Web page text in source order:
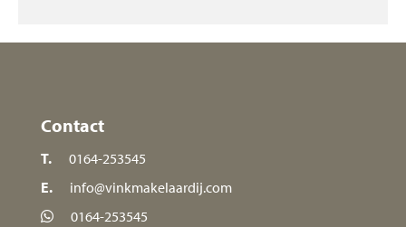
Contact
T.
0164-253545
E.
info@vinkmakelaardij.com
0164-253545